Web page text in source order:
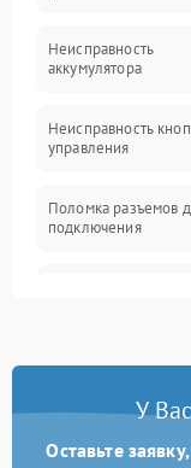
Неисправность
аккумулятора
Неисправность
управления
Поломка разъемов
подключения
Повреждение
Неисправность
защиты от
У
Оставьте